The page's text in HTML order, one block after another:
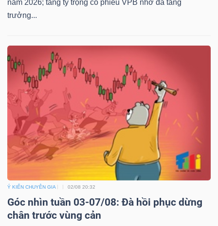
năm 2026; tăng tỷ trọng cổ phiếu VPB nhờ đà tăng
trưởng...
Ý KIẾN CHUYÊN GIA 02/08 20:32
Góc nhìn tuần 03-07/08: Đà hồi phục dừng
chân trước vùng cản